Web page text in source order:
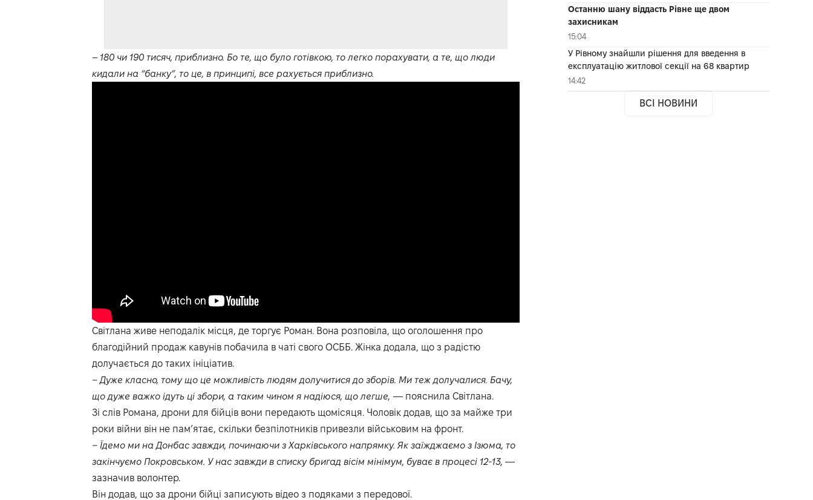
– 180 чи 190 тисяч, приблизно. Бо те, що було готівкою, то легко порахувати, а те, що люди
кидали на “банку”, то це, в принципі, все рахується приблизно.
Світлана живе неподалік місця, де торгує Роман. Вона розповіла, що оголошення про
благодійний продаж кавунів побачила в чаті свого ОСББ. Жінка додала, що з радістю
долучається до таких ініціатив.
– Дуже класно, тому що це можливість людям долучитися до зборів. Ми теж долучалися. Бачу,
що дуже важко ідуть ці збори, а таким чином я надіюся, що легше, — пояснила Світлана.
Зі слів Романа, дрони для бійців вони передають щомісяця. Чоловік додав, що за майже три
роки війни він не пам’ятає, скільки безпілотників привезли військовим на фронт.
– Їдемо ми на Донбас завжди, починаючи з Харківського напрямку. Як заїжджаємо з Ізюма, то
закінчуємо Покровськом. У нас завжди в списку бригад вісім мінімум, буває в процесі 12-13, —
зазначив волонтер.
Він додав, що за дрони бійці записують відео з подяками з передової.
Останню шану віддасть Рівне ще двом
захисникам
15:04
У Рівному знайшли рішення для введення в
експлуатацію житлової секції на 68 квартир
14:42
ВСІ НОВИНИ